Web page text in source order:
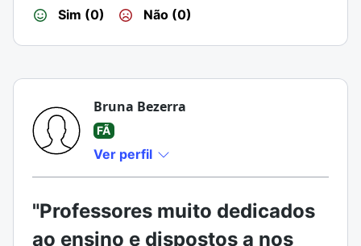
Sim (0)
Não (0)
Bruna Bezerra
FÃ
Ver perfil
"Professores muito dedicados
ao ensino e dispostos a nos